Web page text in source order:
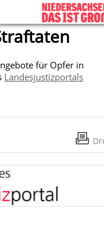
für Opfer in
Landesjustizportals